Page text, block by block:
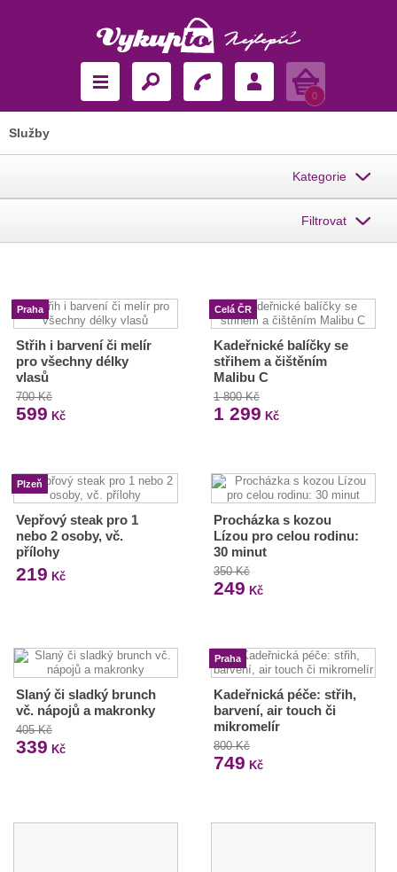
Košík
0
Služby
Kategorie
Filtrovat
Praha
Střih i barvení či melír
pro všechny délky
vlasů
700 Kč
599 Kč
Celá ČR
Kadeřnické balíčky se
střihem a čištěním
Malibu C
1 800 Kč
1 299 Kč
Plzeň
Vepřový steak pro 1
nebo 2 osoby, vč.
přílohy
219 Kč
Procházka s kozou
Lízou pro celou rodinu:
30 minut
350 Kč
249 Kč
Slaný či sladký brunch
vč. nápojů a makronky
405 Kč
339 Kč
Praha
Kadeřnická péče: střih,
barvení, air touch či
mikromelír
800 Kč
749 Kč